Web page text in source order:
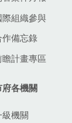
際組織參與
作備忘錄
瞻計畫專區
府各機關
級機關